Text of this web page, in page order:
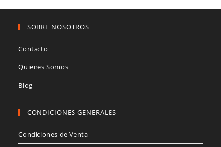
SOBRE NOSOTROS
Contacto
Quienes Somos
Blog
CONDICIONES GENERALES
Condiciones de Venta